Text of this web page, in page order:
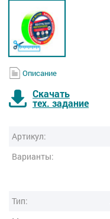
Описание
Скачать
тех. задание
Артикул:
Варианты:
Тип: